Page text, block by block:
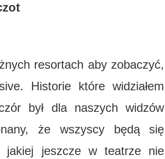
resortach aby zobaczyć,
Historie które widziałem
był dla naszych widzów
że wszyscy będą się
jakiej jeszcze w teatrze nie